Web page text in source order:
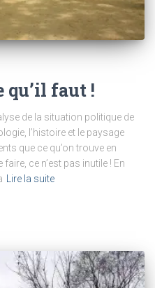
qu’il faut !
de la situation politique de
l’histoire et le paysage
que ce qu’on trouve en
ce n’est pas inutile ! En
Lire la suite